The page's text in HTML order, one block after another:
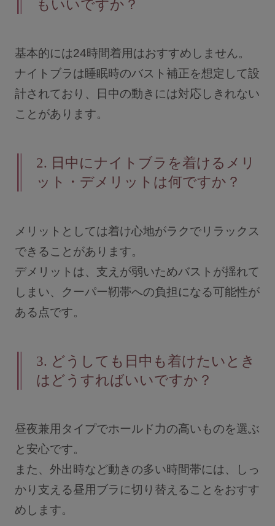
もいいですか？
基本的には24時間着用はおすすめしません。
ナイトブラは睡眠時のバスト補正を想定して設
計されており、日中の動きには対応しきれない
ことがあります。
2. 日中にナイトブラを着けるメリ
ット・デメリットは何ですか？
メリットとしては着け心地がラクでリラックス
できることがあります。
デメリットは、支えが弱いためバストが揺れて
しまい、クーパー靭帯への負担になる可能性が
ある点です。
3. どうしても日中も着けたいとき
はどうすればいいですか？
昼夜兼用タイプでホールド力の高いものを選ぶ
と安心です。
また、外出時など動きの多い時間帯には、しっ
かり支える昼用ブラに切り替えることをおすす
めします。